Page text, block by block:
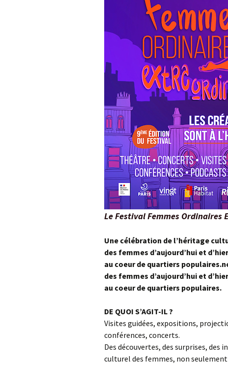
Le Festival Femmes Ordinaires
Une célébration de l’héritage
des femmes d’aujourd’hui et
au coeur de quartiers
des femmes d’aujourd’hui et
au coeur de quartiers populaires.
DE QUOI S’AGIT-IL ?
Visites guidées, expositions,
conférences, concerts.
Des découvertes, des surprises,
culturel des femmes, non